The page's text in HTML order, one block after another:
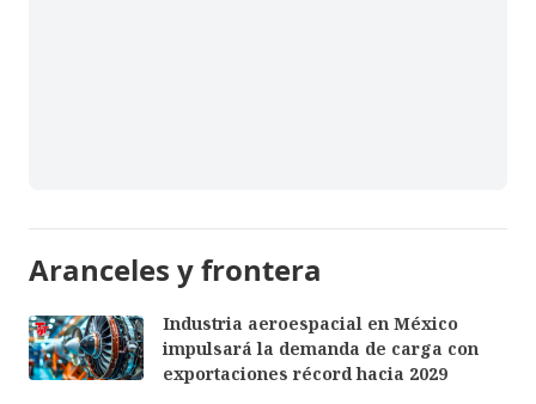
Aranceles y frontera
Industria aeroespacial en México
impulsará la demanda de carga con
exportaciones récord hacia 2029